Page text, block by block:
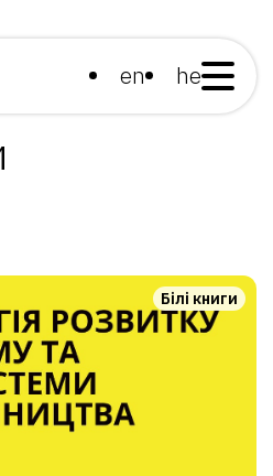
en he
Білі книги